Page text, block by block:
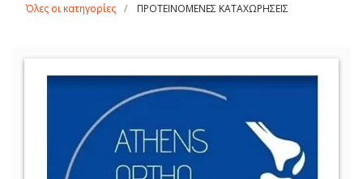
Όλες οι κατηγορίες ΠΡΟΤΕΙΝΟΜΕΝΕΣ ΚΑΤΑΧΩΡΗΣΕΙΣ